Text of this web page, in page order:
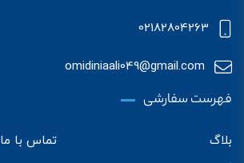
02182804263
omidiniaali049@gmail.com
فهرست سفارشی
بلاگ
تماس با ما